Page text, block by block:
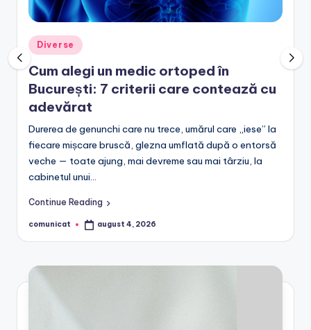
Posted
in
Diverse
Cum alegi un medic ortoped în
București: 7 criterii care contează cu
adevărat
Durerea de genunchi care nu trece, umărul care „iese” la
fiecare mișcare bruscă, glezna umflată după o entorsă
veche — toate ajung, mai devreme sau mai târziu, la
cabinetul unui…
Continue Reading
Posted
comunicat august 4, 2026